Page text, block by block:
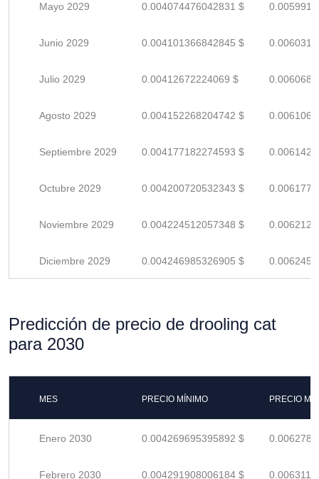
Mayo 2029 0.004074476042831 $
Junio 2029 0.004101366842845 $
Julio 2029 0.00412672224069 $
Agosto 2029 0.004152268204742 $
Septiembre 2029 0.004177182274593 $
Octubre 2029 0.004200720532343 $
Noviembre 2029 0.004224512057348 $
Diciembre 2029 0.004246985326905 $
Predicción de precio de drooling cat
para 2030
MES PRECIO MÍNIMO PRECIO
Enero 2030 0.004269695395892 $
Febrero 2030 0.004291908006184 $